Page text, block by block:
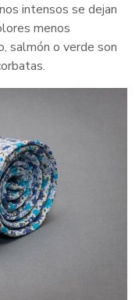
intensos se dejan
menos
salmón o verde son